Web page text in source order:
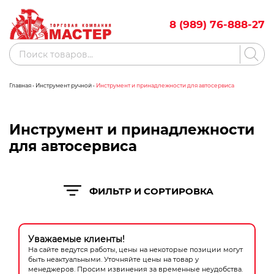
content
8 (989) 76-888-27
Акции Бренды
Водоснабжение
Клининговое оборудование
Компрессорное оборудование
Поиск
товаров
Главная• Инструмент ручной• Инструмент и принадлежности для автосервиса
Инструмент и принадлежности
для автосервиса
Уважаемые клиенты!
На сайте ведутся работы, цены на некоторые позиции могут
быть неактуальными. Уточняйте цены на товар у
менеджеров. Просим извинения за временные неудобства.
ФИЛЬТР И СОРТИРОВКА